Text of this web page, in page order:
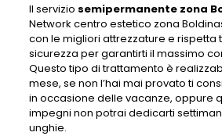
Il servizio semipermanente zona
Network centro estetico zona
con le migliori attrezzature e rispetta
sicurezza per garantirti il massimo
Questo tipo di trattamento è
mese, se non l’hai mai provato ti
in occasione delle vacanze, oppure
impegni non potrai dedicarti
unghie.